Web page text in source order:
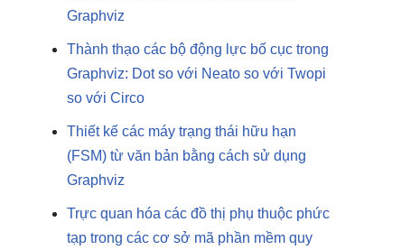
Graphviz
Thành thạo các bộ động lực bố cục trong
Graphviz: Dot so với Neato so với Twopi
so với Circo
Thiết kế các máy trạng thái hữu hạn
(FSM) từ văn bản bằng cách sử dụng
Graphviz
Trực quan hóa các đồ thị phụ thuộc phức
tạp trong các cơ sở mã phần mềm quy